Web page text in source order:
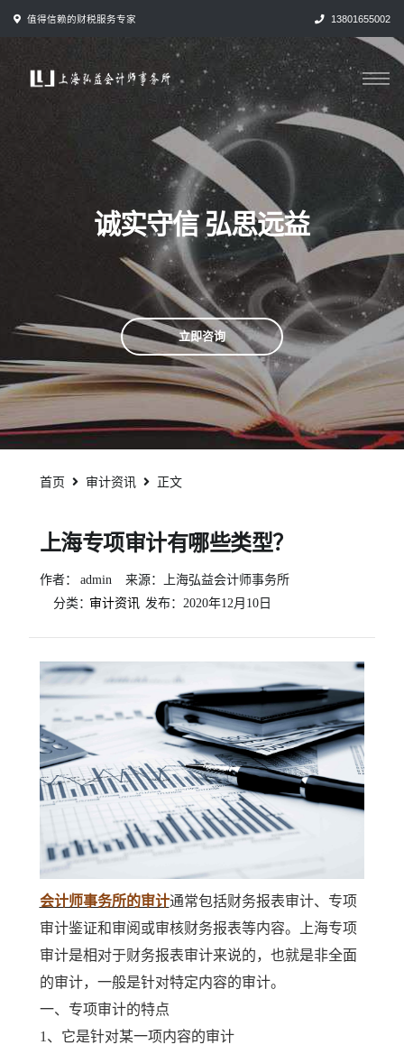
值得信赖的财税服务专家 13801655002
诚实守信 弘思远益
立即咨询
首页 审计资讯 正文
上海专项审计有哪些类型？
作者： admin
来源：上海弘益会计师事务所
分类：审计资讯 发布： 2020年12月10日
会计师事务所的审计通常包括财务报表审计、专项
审计鉴证和审阅或审核财务报表等内容。上海专项
审计是相对于财务报表审计来说的，也就是非全面
的审计，一般是针对特定内容的审计。
一、专项审计的特点
1、它是针对某一项内容的审计